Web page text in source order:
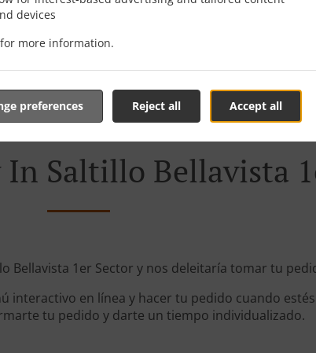
devices
for more information.
Accept all
Reject all
preferences
, Min. - $0.00,
Saltillo Bellavista
Bellavista 1er Sector y nos deleitaría tomar tu
interactivo en línea y hacer tu pedido cuando
tu pedido y darte un tiempo individualizado.